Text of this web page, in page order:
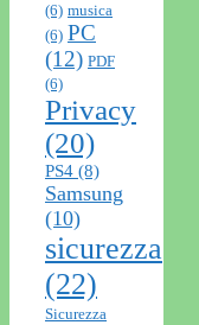
(6) musica
(6) PC
(12) PDF
(6)
Privacy
(20)
PS4 (8)
Samsung
(10)
sicurezza
(22)
Sicurezza